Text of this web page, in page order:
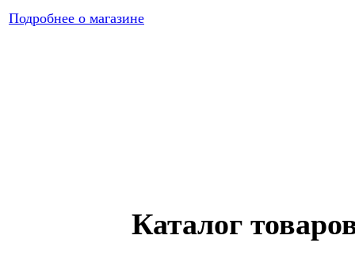
Подробнее о магазине
Каталог